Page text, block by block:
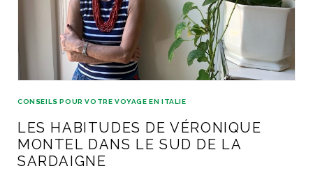
ART ET DESIGN
CONSEILS POUR VOTRE VOYAGE EN ITALIE
LES HABITUDES DE VÉRONIQUE
MONTEL DANS LE SUD DE LA
SARDAIGNE